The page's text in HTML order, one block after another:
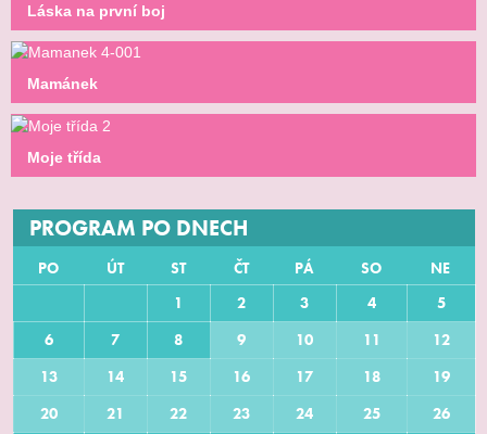
Láska na první boj
Mamánek
Moje třída
PROGRAM PO DNECH
PO ÚT ST ČT PÁ SO
NE
1
2 3 4
5
6
7 8 9 10 11
12
13
14 15 16 17 18
19
20
21 22 23 24 25
26